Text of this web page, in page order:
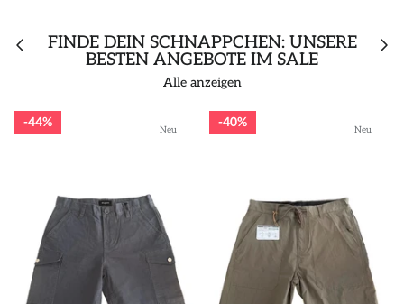
FINDE DEIN SCHNÄPPCHEN: UNSERE
BESTEN ANGEBOTE IM SALE
Alle anzeigen
Neu
44% Neu
40%